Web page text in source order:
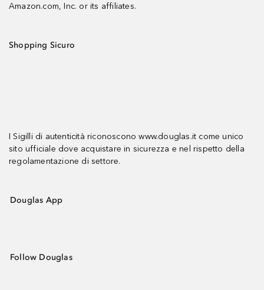
Amazon.com, Inc. or its affiliates.
Shopping Sicuro
I Sigilli di autenticità riconoscono www.douglas.it come unico
sito ufficiale dove acquistare in sicurezza e nel rispetto della
regolamentazione di settore.
Douglas App
Follow Douglas